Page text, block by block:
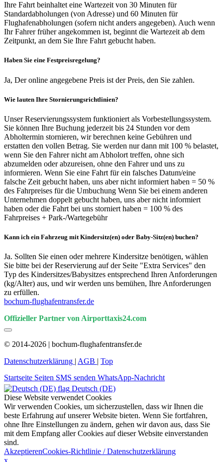
Ihre Fahrt beinhaltet eine Wartezeit von 30 Minuten für
Standardabholungen (von Adresse) und 60 Minuten für
Flughafenabholungen (sofern nicht anders angegeben). Auch wenn
Ihr Fahrer früher angekommen ist, beginnt die Wartezeit ab dem
Zeitpunkt, an dem Sie Ihre Fahrt gebucht haben.
Haben Sie eine Festpreisregelung?
Ja, Der online angegebene Preis ist der Preis, den Sie zahlen.
Wie lauten Ihre Stornierungsrichtlinien?
Unser Reservierungssystem funktioniert als Vorbestellungssystem.
Sie können Ihre Buchung jederzeit bis 24 Stunden vor dem
Abholtermin stornieren, wir berechnen keine Gebühren und
erstatten den vollen Betrag. Sie werden nur dann mit 100 % belastet,
wenn Sie den Fahrer nicht am Abholort treffen, ohne sich
abzumelden oder abzureisen, ohne den Fahrer und uns zu
informieren. Wenn Sie eine Fahrt für ein falsches Datum/eine
falsche Zeit gebucht haben, uns aber nicht informiert haben = 50 %
des Fahrpreises für die Umbuchung Wenn Sie bei einem anderen
Unternehmen doppelt gebucht haben, uns aber nicht informiert
haben oder die Fahrt bei uns storniert haben = 100 % des
Fahrpreises + Park-/Wartegebühr
Kann ich ein Fahrzeug mit Kindersitz(en) oder Baby-Sitz(en) buchen?
Ja. Sollten Sie einen oder mehrere Kindersitze benötigen, wählen
Sie bitte bei der Reservierung auf der Seite "Extra Services" den
Typ des Kindersitzes/Babysitzes entsprechend Ihren Anforderungen
(kg/Alter) aus, und wir werden uns bemühen, Ihre Anforderungen
zu erfüllen.
bochum-flughafentransfer.de
Offizieller Partner von Airporttaxis24.com
© 2014-2026 | bochum-flughafentransfer.de
Datenschutzerklärung | AGB | Top
Startseite Seiten SMS senden WhatsApp-Nachricht
Deutsch (DE)
Diese Website verwendet Cookies
Wir verwenden Cookies, um sicherzustellen, dass wir Ihnen die
beste Erfahrung auf unserer Website bieten. Wenn Sie fortfahren,
ohne Ihre Einstellungen zu ändern, gehen wir davon aus, dass Sie
mit dem Empfang aller Cookies auf dieser Website einverstanden
sind.
AkzeptierenCookies-Richtlinie / Datenschutzerklärung